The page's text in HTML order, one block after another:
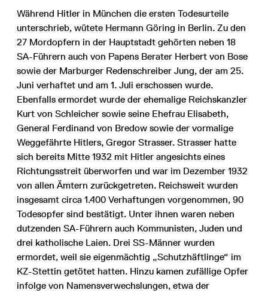
Während Hitler in München die ersten Todesurteile
unterschrieb, wütete Hermann Göring in Berlin. Zu den
27 Mordopfern in der Hauptstadt gehörten neben 18
SA-Führern auch von Papens Berater Herbert von Bose
sowie der Marburger Redenschreiber Jung, der am 25.
Juni verhaftet und am 1. Juli erschossen wurde.
Ebenfalls ermordet wurde der ehemalige Reichskanzler
Kurt von Schleicher sowie seine Ehefrau Elisabeth,
General Ferdinand von Bredow sowie der vormalige
Weggefährte Hitlers, Gregor Strasser. Strasser hatte
sich bereits Mitte 1932 mit Hitler angesichts eines
Richtungsstreit überworfen und war im Dezember 1932
von allen Ämtern zurückgetreten. Reichsweit wurden
insgesamt circa 1.400 Verhaftungen vorgenommen, 90
Todesopfer sind bestätigt. Unter ihnen waren neben
dutzenden SA-Führern auch Kommunisten, Juden und
drei katholische Laien. Drei SS-Männer wurden
ermordet, weil sie eigenmächtig „Schutzhäftlinge“ im
KZ-Stettin getötet hatten. Hinzu kamen zufällige Opfer
infolge von Namensverwechslungen, etwa der